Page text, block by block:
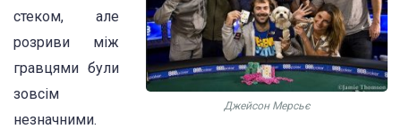
Джейсон Мерсьє
стеком, але
розриви між
гравцями були
зовсім
незначними.